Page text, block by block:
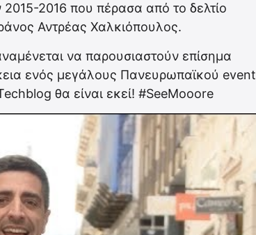
2016 που πέρασα από το δελτίο
Αντρέας Χαλκιόπουλος.
να παρουσιαστούν επίσημα
ενός μεγάλους Πανευρωπαϊκού event
θα είναι εκεί! #SeeMooore